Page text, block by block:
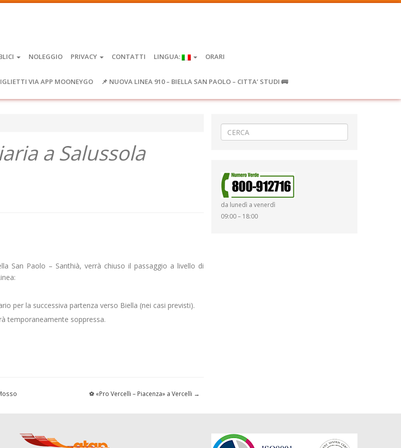
NOLEGGIO PRIVACY CONTATTI LINGUA: ORARI
VIA APP MOONEYGO 📌 NUOVA LINEA 910 – BIELLA SAN PAOLO – CITTA’ STUDI 🚌
a Salussola
San Paolo – Santhià, verrà chiuso il passaggio a livello di
per la successiva partenza verso Biella (nei casi previsti).
temporaneamente soppressa.
⚽ «Pro Vercelli – Piacenza» a Vercelli →
da lunedì a venerdì
09:00 – 18:00